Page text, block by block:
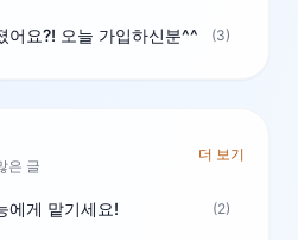
어요?! 오늘 가입하신분^^ (3)
은 글
더 보기
에게 맡기세요! (2)